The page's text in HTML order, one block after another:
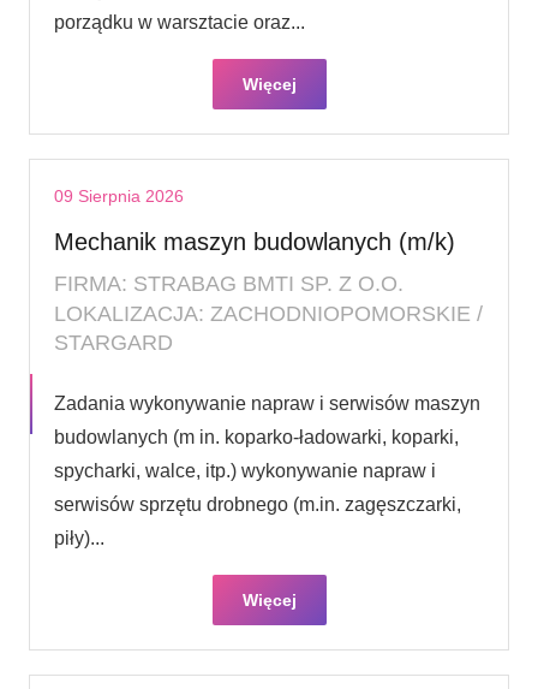
porządku w warsztacie oraz...
Więcej
09 Sierpnia 2026
Mechanik maszyn budowlanych (m/k)
FIRMA: STRABAG BMTI SP. Z O.O.
LOKALIZACJA: ZACHODNIOPOMORSKIE /
STARGARD
Zadania wykonywanie napraw i serwisów maszyn
budowlanych (m in. koparko-ładowarki, koparki,
spycharki, walce, itp.) wykonywanie napraw i
serwisów sprzętu drobnego (m.in. zagęszczarki,
piły)...
Więcej